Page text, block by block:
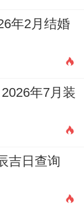
让妻子与母
阅读！
理的地
纠纷的马
了好身体
病史二十年
年2月结婚
年7月装
吉日查询